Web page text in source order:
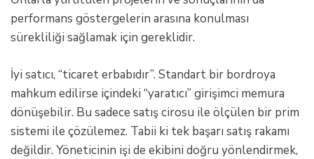
performans göstergelerin arasına konulması
sürekliliği sağlamak için gereklidir.
İyi satıcı, “ticaret erbabıdır”. Standart bir bordroya
mahkum edilirse içindeki “yaratıcı” girişimci memura
dönüşebilir. Bu sadece satış cirosu ile ölçülen bir prim
sistemi ile çözülemez. Tabii ki tek başarı satış rakamı
değildir. Yöneticinin işi de ekibini doğru yönlendirmek,